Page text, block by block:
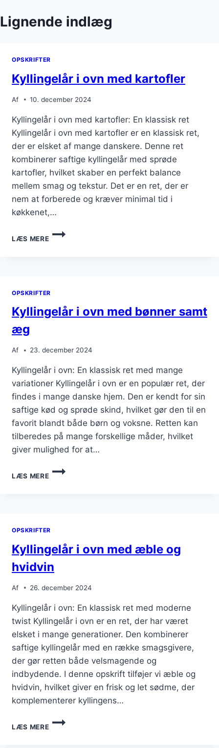
Lignende indlæg
OPSKRIFTER
Kyllingelår i ovn med kartofler
Af 10. december 2024
Kyllingelår i ovn med kartofler: En klassisk ret
Kyllingelår i ovn med kartofler er en klassisk ret,
der er elsket af mange danskere. Denne ret
kombinerer saftige kyllingelår med sprøde
kartofler, hvilket skaber en perfekt balance
mellem smag og tekstur. Det er en ret, der er
nem at forberede og kræver minimal tid i
køkkenet,…
LÆS MERE
KYLLINGELÅR
I
OPSKRIFTER
Kyllingelår i ovn med bønner samt
æg
Af 23. december 2024
Kyllingelår i ovn: En klassisk ret med mange
variationer Kyllingelår i ovn er en populær ret, der
findes i mange danske hjem. Den er kendt for sin
saftige kød og sprøde skind, hvilket gør den til en
favorit blandt både børn og voksne. Retten kan
tilberedes på mange forskellige måder, hvilket
giver mulighed for at…
LÆS MERE
KYLLINGELÅR
I
ÆG
OPSKRIFTER
Kyllingelår i ovn med æble og
hvidvin
Af 26. december 2024
Kyllingelår i ovn: En klassisk ret med moderne
twist Kyllingelår i ovn er en ret, der har været
elsket i mange generationer. Den kombinerer
saftige kyllingelår med en række smagsgivere,
der gør retten både velsmagende og
indbydende. I denne opskrift tilføjer vi æble og
hvidvin, hvilket giver en frisk og let sødme, der
komplementerer kyllingens…
LÆS MERE
KYLLINGELÅR
I